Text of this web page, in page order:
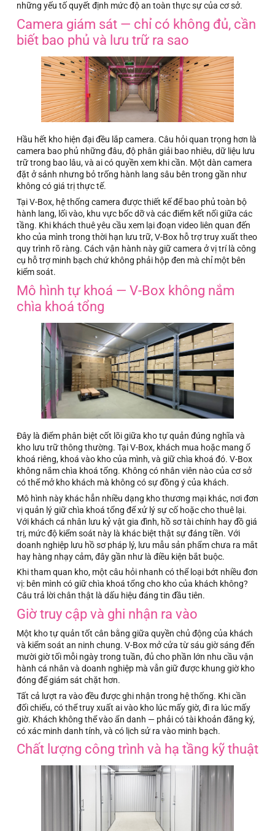
những yếu tố quyết định mức độ an toàn thực sự của cơ sở.
Camera giám sát — chỉ có không đủ, cần
biết bao phủ và lưu trữ ra sao
Hầu hết kho hiện đại đều lắp camera. Câu hỏi quan trọng hơn là
camera bao phủ những đâu, độ phân giải bao nhiêu, dữ liệu lưu
trữ trong bao lâu, và ai có quyền xem khi cần. Một dàn camera
đặt ở sảnh nhưng bỏ trống hành lang sâu bên trong gần như
không có giá trị thực tế.
Tại V-Box, hệ thống camera được thiết kế để bao phủ toàn bộ
hành lang, lối vào, khu vực bốc dỡ và các điểm kết nối giữa các
tầng. Khi khách thuê yêu cầu xem lại đoạn video liên quan đến
kho của mình trong thời hạn lưu trữ, V-Box hỗ trợ truy xuất theo
quy trình rõ ràng. Cách vận hành này giữ camera ở vị trí là công
cụ hỗ trợ minh bạch chứ không phải hộp đen mà chỉ một bên
kiểm soát.
Mô hình tự khoá — V-Box không nắm
chìa khoá tổng
Đây là điểm phân biệt cốt lõi giữa kho tự quản đúng nghĩa và
kho lưu trữ thông thường. Tại V-Box, khách mua hoặc mang ổ
khoá riêng, khoá vào kho của mình, và giữ chìa khoá đó. V-Box
không nắm chìa khoá tổng. Không có nhân viên nào của cơ sở
có thể mở kho khách mà không có sự đồng ý của khách.
Mô hình này khác hẳn nhiều dạng kho thương mại khác, nơi đơn
vị quản lý giữ chìa khoá tổng để xử lý sự cố hoặc cho thuê lại.
Với khách cá nhân lưu kỷ vật gia đình, hồ sơ tài chính hay đồ giá
trị, mức độ kiểm soát này là khác biệt thật sự đáng tiền. Với
doanh nghiệp lưu hồ sơ pháp lý, lưu mẫu sản phẩm chưa ra mắt
hay hàng nhạy cảm, đây gần như là điều kiện bắt buộc.
Khi tham quan kho, một câu hỏi nhanh có thể loại bớt nhiều đơn
vị: bên mình có giữ chìa khoá tổng cho kho của khách không?
Câu trả lời chân thật là dấu hiệu đáng tin đầu tiên.
Giờ truy cập và ghi nhận ra vào
Một kho tự quản tốt cân bằng giữa quyền chủ động của khách
và kiểm soát an ninh chung. V-Box mở cửa từ sáu giờ sáng đến
mười giờ tối mỗi ngày trong tuần, đủ cho phần lớn nhu cầu vận
hành cá nhân và doanh nghiệp mà vẫn giữ được khung giờ kho
đóng để giám sát chặt hơn.
Tất cả lượt ra vào đều được ghi nhận trong hệ thống. Khi cần
đối chiếu, có thể truy xuất ai vào kho lúc mấy giờ, đi ra lúc mấy
giờ. Khách không thể vào ẩn danh — phải có tài khoản đăng ký,
có xác minh danh tính, và có lịch sử ra vào minh bạch.
Chất lượng công trình và hạ tầng kỹ thuật